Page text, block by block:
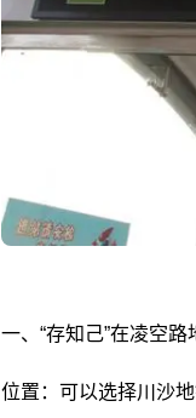
一、“存知己”在凌空
位置：可以选择川沙